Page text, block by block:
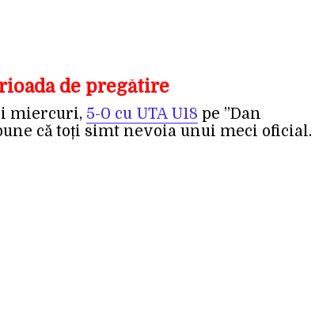
de pregătire
miercuri, 5-0 cu UTA U18 pe ”Dan
că toți simt nevoia unui meci oficial.